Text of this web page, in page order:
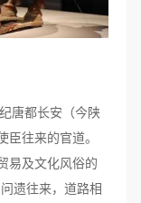
唐都长安（今陕
往来的官道。
易及文化风俗的
遗往来，道路相